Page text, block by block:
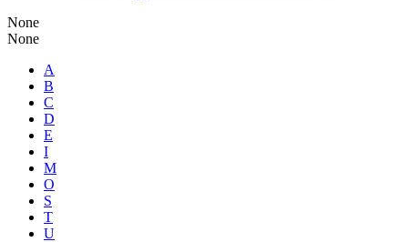
None
None
A
B
C
D
E
I
M
O
S
T
U